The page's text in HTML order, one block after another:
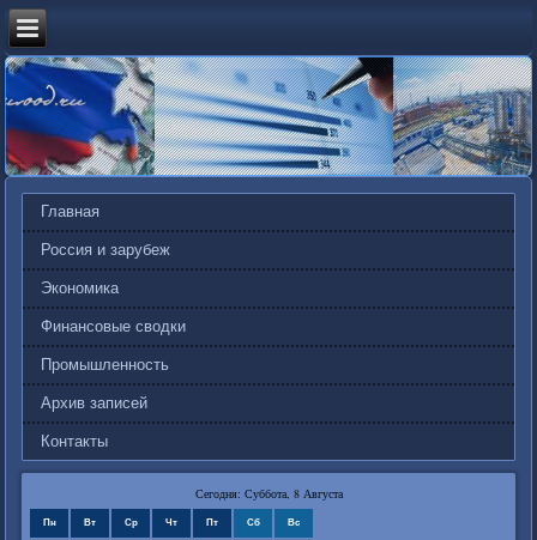
Главная
Россия и зарубеж
Экономика
Финансовые сводки
Промышленность
Архив записей
Контакты
Сегодня: Суббота, 8 Августа
Пн Вт Ср Чт Пт Сб Вс